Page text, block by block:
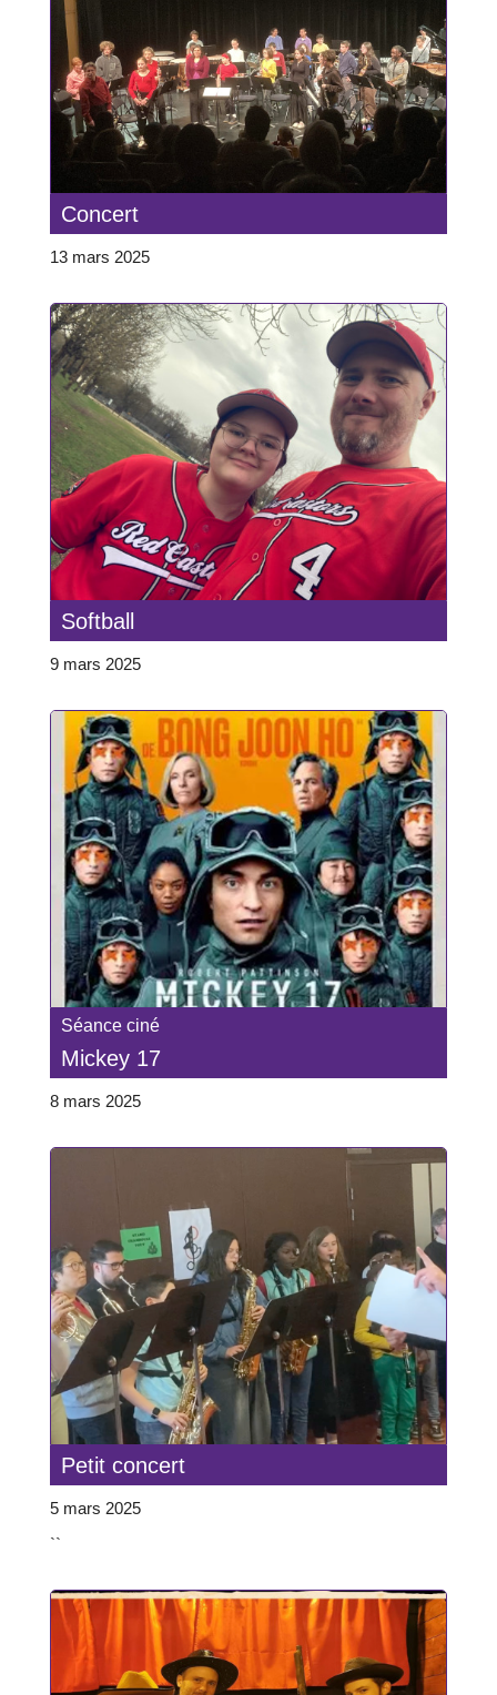
Concert
13 mars 2025
Softball
9 mars 2025
Séance ciné
Mickey 17
8 mars 2025
Petit concert
5 mars 2025
``